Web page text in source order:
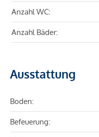
Anzahl WC:
Anzahl Bäder:
Ausstattung
Boden:
Befeuerung: